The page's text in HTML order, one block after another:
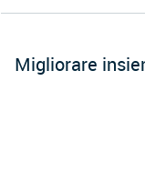
Migliorare